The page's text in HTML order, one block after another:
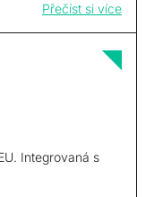
Přečíst si více
Integrovaná s